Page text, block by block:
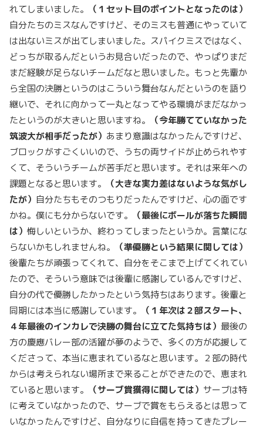
れてしまいました。
（１セット目のポイントとなったのは）
自分たちのミスなんですけど、そのミスも普通にやっていて
は出ないミスが出てしまいました。スパイクミスではなく、
どっちが取るんだというお見合いだったので、やっぱりまだ
まだ経験が足らないチームだなと思いました。もっと先輩か
ら全国の決勝というのはこういう舞台なんだというのを語り
継いで、それに向かって一丸となってやる環境がまだなかっ
たというのが大きいと思いますね。
（今年勝てていなかった
筑波大が相手だったが） あまり意識はなかったんですけど、
ブロックがすごくいいので、うちの両サイドが止められやす
くて、そういうチームが苦手だと思います。それは来年への
課題となると思います。
（大きな実力差はないような気がし
たが） 自分たちもそのつもりだったんですけど、心の面です
かね。僕にも分からないです。
（最後にボールが落ちた瞬間
は） 悔しいというか、終わってしまったというか。言葉にな
らないかもしれませんね。
（準優勝という結果に関しては）
後輩たちが頑張ってくれて、自分をそこまで上げてくれてい
たので、そういう意味では後輩に感謝しているんですけど、
自分の代で優勝したかったという気持ちはあります。後輩と
同期には本当に感謝しています。
（１年次は２部スタート、
４年最後のインカレで決勝の舞台に立てた気持ちは） 最後の
方の慶應バレー部の活躍が夢のようで、多くの方が応援して
くださって、本当に恵まれているなと思います。２部の時代
からは考えられない場所まで来ることができたので、恵まれ
ていると思います。
（サーブ賞獲得に関しては） サーブは特
に考えていなかったので、サーブで賞をもらえるとは思って
いなかったんですけど、自分なりに自信を持ってきたプレー